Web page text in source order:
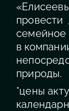
провести
семейное
в
природы.
*цены